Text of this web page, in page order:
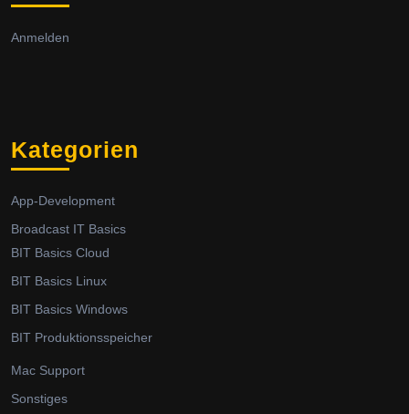
Anmelden
Kategorien
App-Development
Broadcast IT Basics
BIT Basics Cloud
BIT Basics Linux
BIT Basics Windows
BIT Produktionsspeicher
Mac Support
Sonstiges